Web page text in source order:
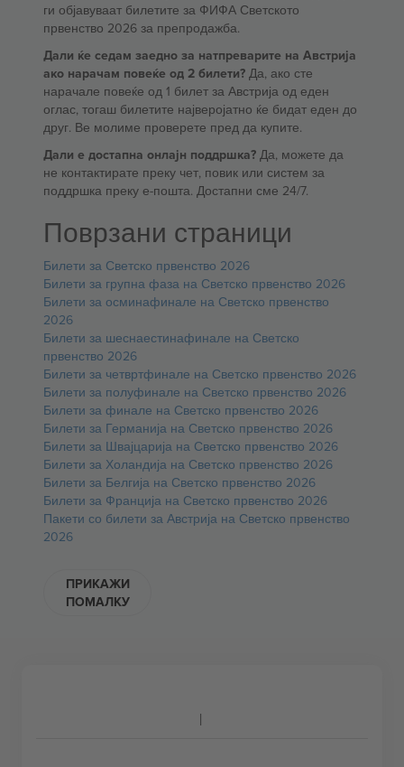
ги објавуваат билетите за ФИФА Светското
првенство 2026 за препродажба.
Дали ќе седам заедно за натпреварите на Австрија
ако нарачам повеќе од 2 билети? Да, ако сте
нарачале повеќе од 1 билет за Австрија од еден
оглас, тогаш билетите најверојатно ќе бидат еден до
друг. Ве молиме проверете пред да купите.
Дали е достапна онлајн поддршка? Да, можете да
не контактирате преку чет, повик или систем за
поддршка преку е-пошта. Достапни сме 24/7.
Поврзани страници
Билети за Светско првенство 2026
Билети за групна фаза на Светско првенство 2026
Билети за осминафинале на Светско првенство
2026
Билети за шеснаестинафинале на Светско
првенство 2026
Билети за четвртфинале на Светско првенство 2026
Билети за полуфинале на Светско првенство 2026
Билети за финале на Светско првенство 2026
Билети за Германија на Светско првенство 2026
Билети за Швајцарија на Светско првенство 2026
Билети за Холандија на Светско првенство 2026
Билети за Белгија на Светско првенство 2026
Билети за Франција на Светско првенство 2026
Пакети со билети за Австрија на Светско првенство
2026
ПРИКАЖИ
ПОМАЛКУ